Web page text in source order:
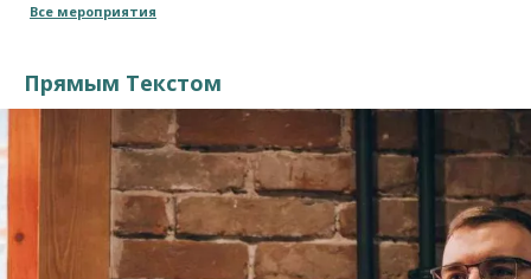
Все мероприятия
Прямым Текстом